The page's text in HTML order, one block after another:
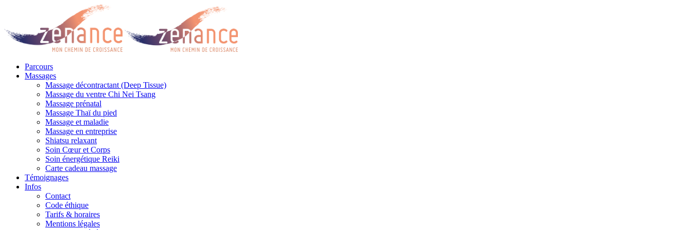
Parcours
Massages
Massage décontractant (Deep Tissue)
Massage du ventre Chi Nei Tsang
Massage prénatal
Massage Thaï du pied
Massage et maladie
Massage en entreprise
Shiatsu relaxant
Soin Cœur et Corps
Soin énergétique Reiki
Carte cadeau massage
Témoignages
Infos
Contact
Code éthique
Tarifs & horaires
Mentions légales